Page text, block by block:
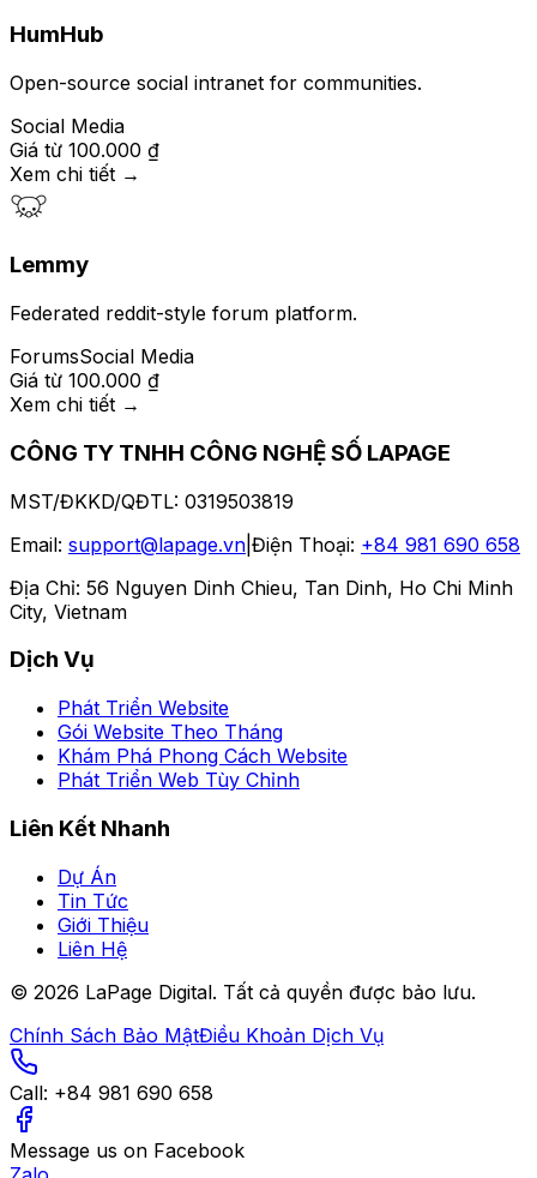
HumHub
Open-source social intranet for communities.
Social Media
Giá từ 100.000 ₫
Xem chi tiết →
Lemmy
Federated reddit-style forum platform.
ForumsSocial Media
Giá từ 100.000 ₫
Xem chi tiết →
CÔNG TY TNHH CÔNG NGHỆ SỐ LAPAGE
MST/ĐKKD/QĐTL: 0319503819
Email: support@lapage.vn Điện Thoại: +84 981 690 658
Địa Chỉ: 56 Nguyen Dinh Chieu, Tan Dinh, Ho Chi Minh
City, Vietnam
Dịch Vụ
Phát Triển Website
Gói Website Theo Tháng
Khám Phá Phong Cách Website
Phát Triển Web Tùy Chỉnh
Liên Kết Nhanh
Dự Án
Tin Tức
Giới Thiệu
Liên Hệ
© 2026 LaPage Digital. Tất cả quyền được bảo lưu.
Chính Sách Bảo MậtĐiều Khoản Dịch Vụ
Call: +84 981 690 658
Message us on Facebook